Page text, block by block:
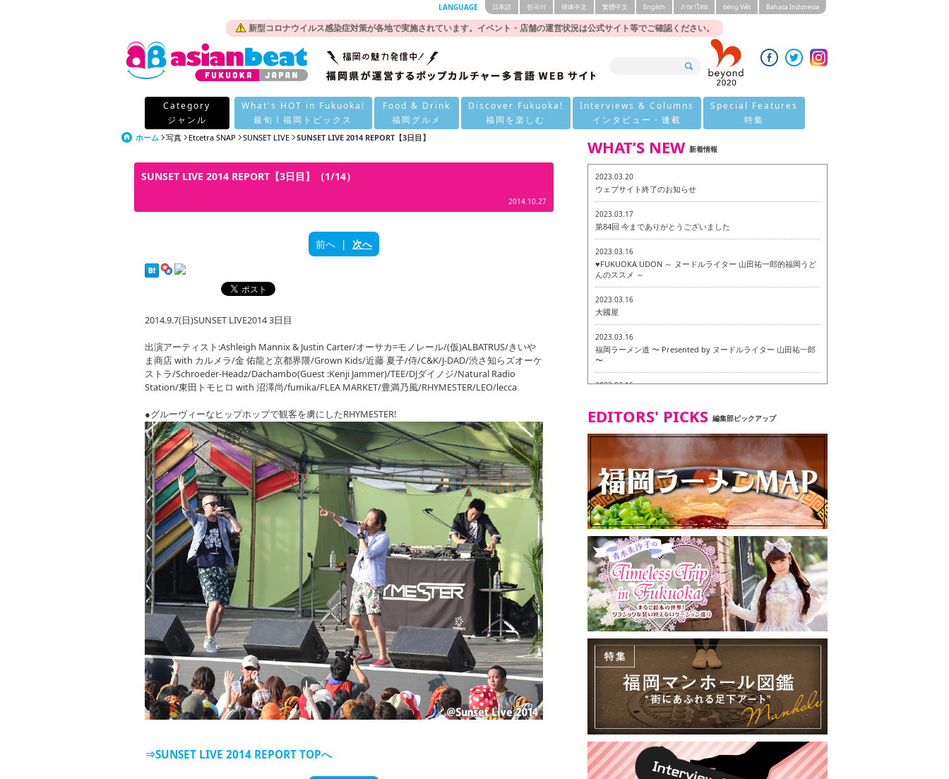
新型コロナウイルス感染症対策が各地で実施されています。イベント・店舗の運営状況は公式サイト等でご確認ください。
LANGUAGE 日本語 한국어 簡体中文 繁體中文 English ภาษาไทย tiéng Viêt Bahasa Indonesia
Category
ジャンル
What's HOT in Fukuoka!
最旬！福岡トピックス
Food & Drink
福岡グルメ
Discover Fukuoka!
福岡を楽しむ
Interviews & Columns
インタビュー・連載
Special Features
特集
ホーム 写真 Etcetra SNAP SUNSET LIVE SUNSET LIVE 2014 REPORT【3日目】
SUNSET LIVE 2014 REPORT【3日目】（1/14）
2014.10.27
前へ | 次へ
2014.9.7(日)SUNSET LIVE2014 3日目
出演アーティスト:Ashleigh Mannix & Justin Carter/オーサカ=モノレール/(仮)ALBATRUS/きいや
ま商店 with カルメラ/金 佑龍と京都界隈/Grown Kids/近藤 夏子/侍/C&K/J-DAD/渋さ知らズオーケ
ストラ/Schroeder-Headz/Dachambo(Guest :Kenji Jammer)/TEE/DJダイノジ/Natural Radio
Station/東田トモヒロ with 沼澤尚/fumika/FLEA MARKET/豊満乃風/RHYMESTER/LEO/lecca
●グルーヴィーなヒップホップで観客を虜にしたRHYMESTER!
⇒SUNSET LIVE 2014 REPORT TOPへ
WHAT’S NEW 新着情報
2023.03.20
ウェブサイト終了のお知らせ
2023.03.17
第84回 今までありがとうございました
2023.03.16
♥FUKUOKA UDON ～ ヌードルライター 山田祐一郎的福岡うど
んのススメ ～
2023.03.16
大國屋
2023.03.16
福岡ラーメン道 〜 Presented by ヌードルライター 山田祐一郎
〜
2023.03.16
2023.03.07
ヴィーガン・ベジタリアンメニュー試食ツアー in 福岡市
2023.03.07
磯ぎよからず 博多本店 〜 ヴィーガン・ベジタリアンメニュー試
食ツアー in 福岡市！〜
2023.03.02
リトルスタンド大名店 〜 ヴィーガン・ベジタリアンメニュー
試食ツアー in 福岡市！〜
2023.02.28
東筑軒 折尾本社うどん店
EDITORS' PICKS 編集部ピックアップ